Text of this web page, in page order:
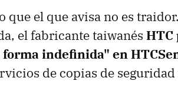
que el que avisa no es
el fabricante taiwanés HTC
indefinida" en
de copias de